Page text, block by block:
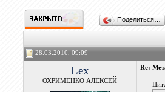
Поделиться…
28.03.2010, 09:09
Lex
ОХРИМЕНКО АЛЕКСЕЙ
Re: